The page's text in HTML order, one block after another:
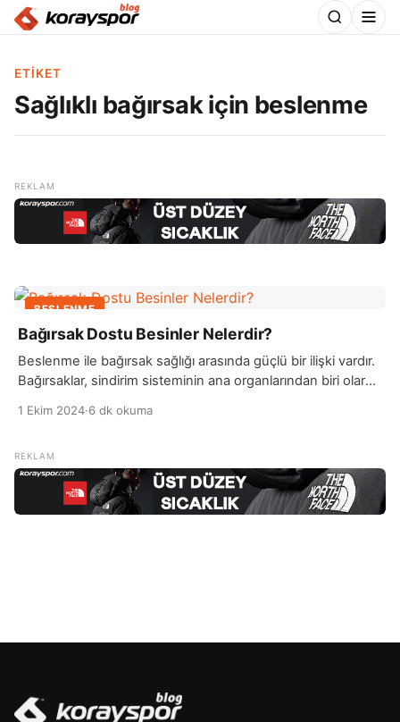
ETIKET
Sağlıklı bağırsak için beslenme
BESLENME
Bağırsak Dostu Besinler Nelerdir?
Beslenme ile bağırsak sağlığı arasında güçlü bir ilişki vardır.
Bağırsaklar, sindirim sisteminin ana organlarından biri olarak
sağlığını belirler. Lif açısından zengin meyve, sebze, tam
tahıllar gibi besinler bağırsak hareketlerini düzenlerken,
işlenmiş ve aşırı yağlı yiyecekler bağırsak işlevlerini […]
1 Ekim 2024·6 dk okuma